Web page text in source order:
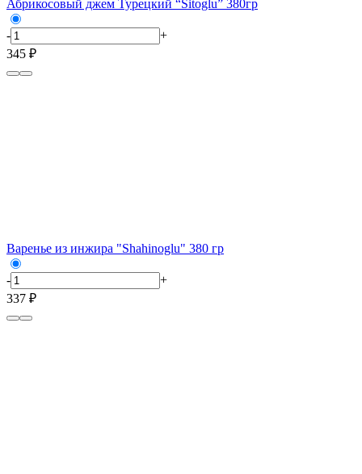
Абрикосовый джем Турецкий “Sitoglu” 380гр
-
+
345 ₽
Варенье из инжира "Shahinoglu" 380 гр
-
+
337 ₽